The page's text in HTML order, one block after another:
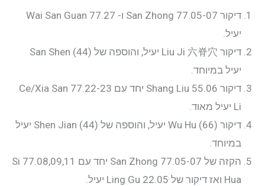
דיקור 77.05-07 San Zhong ו- 77.27 Wai San Guan
יעיל.
דיקור Liu Ji 六脊穴 יעיל, והוספה של San Shen (44)
יעיל במיוחד.
דיקור 55.06 Shang Liu יחד עם 77.22-23 Ce/Xia San
Li יעיל מאוד.
דיקור Wu Hu (66) יעיל, והוספה של Shen Jian (44) יעיל
במיוחד.
הקזה של 77.05-07 San Zhong יחד עם 77.08,09,11 Si
Hua ואז דיקור של 22.05 Ling Gu יעיל.